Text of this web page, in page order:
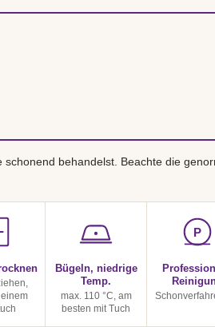
behandelst. Beachte die
Bügeln, niedrige
Temp.
max. 110 °C, am
besten mit Tuch
P